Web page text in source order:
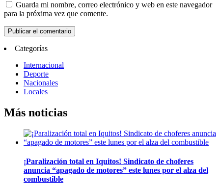
Guarda mi nombre, correo electrónico y web en este navegador
para la próxima vez que comente.
Categorías
Internacional
Deporte
Nacionales
Locales
Más noticias
¡Paralización total en Iquitos! Sindicato de choferes
anuncia “apagado de motores” este lunes por el alza del
combustible